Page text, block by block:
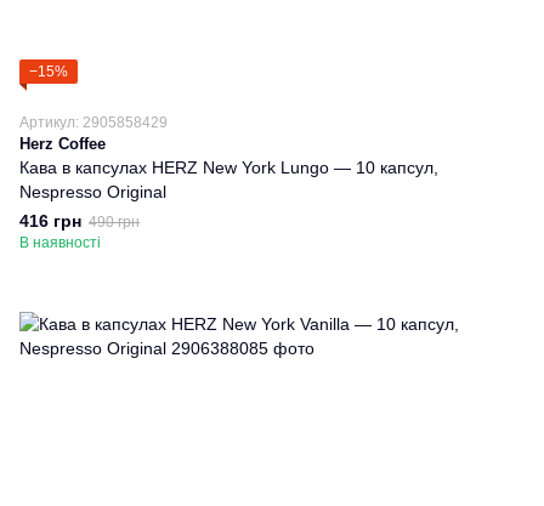
−15%
Артикул: 2905858429
Herz Coffee
Кава в капсулах HERZ New York Lungo — 10 капсул,
Nespresso Original
416 грн 490 грн
В наявності